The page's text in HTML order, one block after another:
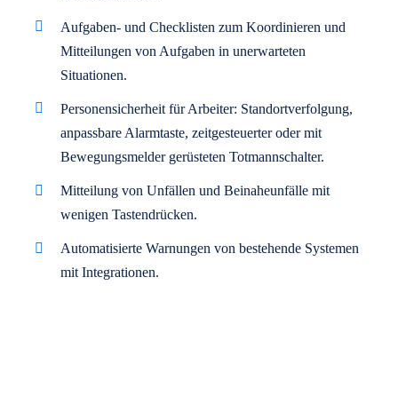
Aufgaben- und Checklisten zum Koordinieren und
Mitteilungen von Aufgaben in unerwarteten
Situationen.
Personensicherheit für Arbeiter: Standortverfolgung,
anpassbare Alarmtaste, zeitgesteuerter oder mit
Bewegungsmelder gerüsteten Totmannschalter.
Mitteilung von Unfällen und Beinaheunfälle mit
wenigen Tastendrücken.
Automatisierte Warnungen von bestehende Systemen
mit Integrationen.